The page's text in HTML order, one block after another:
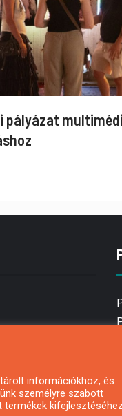
pályázat
információkhoz, és
személyre szabott
termékek kifejlesztéséhez